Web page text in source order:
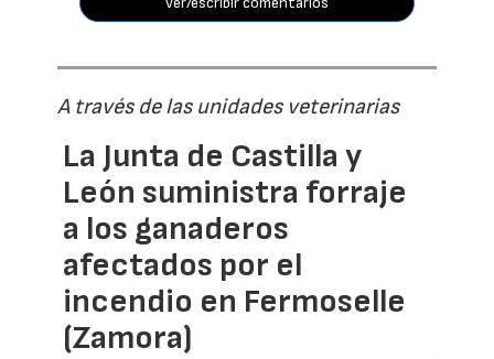
A través de las unidades veterinarias
La Junta de Castilla y
León suministra forraje
a los ganaderos
afectados por el
incendio en Fermoselle
(Zamora)